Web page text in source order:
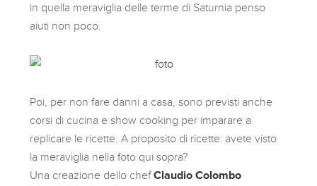
in quella meraviglia delle terme di Saturnia penso
aiuti non poco.
Poi, per non fare danni a casa, sono previsti anche
corsi di cucina e show cooking per imparare a
replicare le ricette. A proposito di ricette: avete visto
la meraviglia nella foto qui sopra?
Una creazione dello chefClaudio Colombo